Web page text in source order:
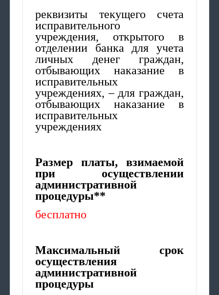
реквизиты текущего счета
исправительного
учреждения, открытого в
отделении банка для учета
личных денег граждан,
отбывающих наказание в
исправительных
учреждениях, – для граждан,
отбывающих наказание в
исправительных
учреждениях
Размер платы, взимаемой
при осуществлении
административной
процедуры**
бесплатно
Максимальный срок
осуществления
административной
процедуры